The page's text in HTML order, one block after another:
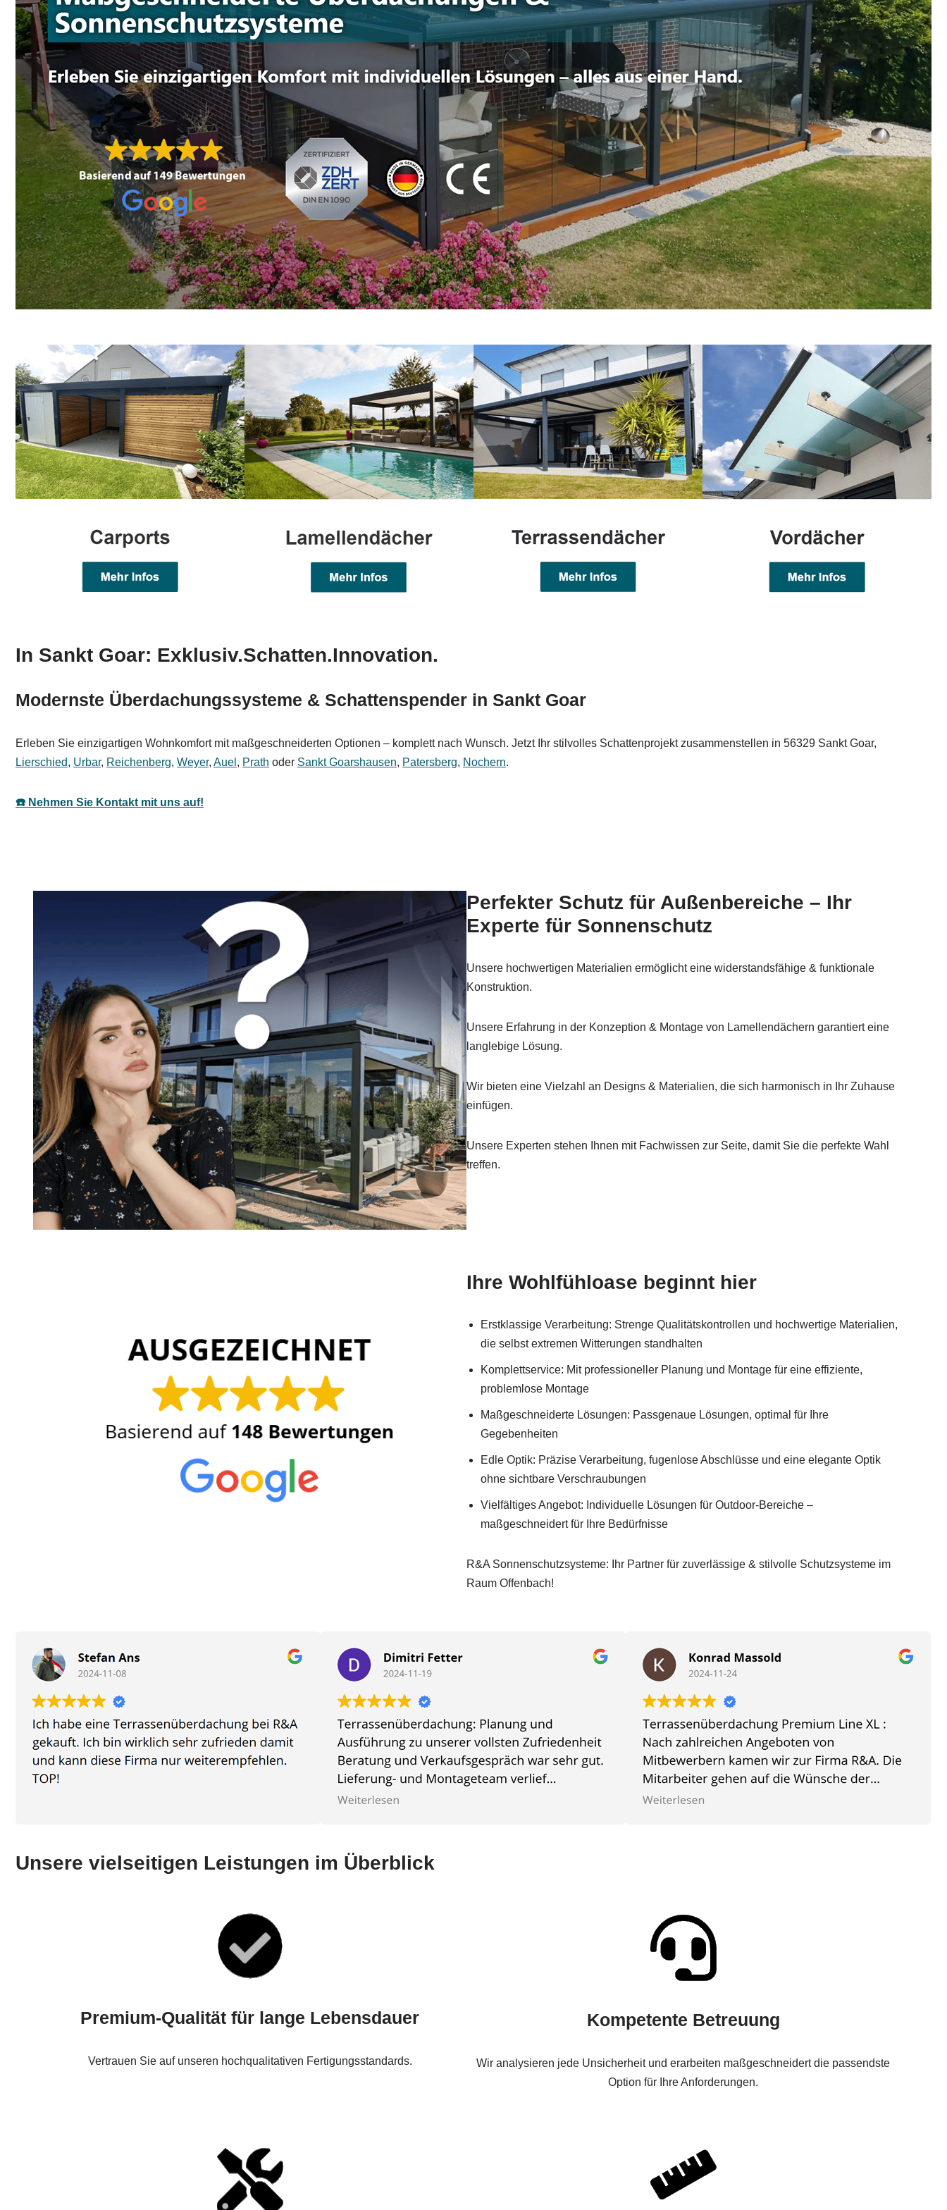
In Sankt Goar: Exklusiv.Schatten.Innovation.
Modernste Überdachungssysteme & Schattenspender in Sankt Goar
Erleben Sie einzigartigen Wohnkomfort mit maßgeschneiderten Optionen – komplett nach Wunsch. Jetzt Ihr stilvolles Schattenprojekt zusammenstellen in 56329 Sankt Goar,
Lierschied, Urbar, Reichenberg, Weyer, Auel , Prath oder Sankt Goarshausen, Patersberg, Nochern.
☎️ Nehmen Sie Kontakt mit uns auf!
Perfekter Schutz für Außenbereiche – Ihr
Experte für Sonnenschutz
Unsere hochwertigen Materialien ermöglicht eine widerstandsfähige & funktionale
Konstruktion.
Unsere Erfahrung in der Konzeption & Montage von Lamellendächern garantiert eine
langlebige Lösung.
Wir bieten eine Vielzahl an Designs & Materialien, die sich harmonisch in Ihr Zuhause
einfügen.
Unsere Experten stehen Ihnen mit Fachwissen zur Seite, damit Sie die perfekte Wahl
treffen.
Ihre Wohlfühloase beginnt hier
Erstklassige Verarbeitung: Strenge Qualitätskontrollen und hochwertige Materialien,
die selbst extremen Witterungen standhalten
Komplettservice: Mit professioneller Planung und Montage für eine effiziente,
problemlose Montage
Maßgeschneiderte Lösungen: Passgenaue Lösungen, optimal für Ihre
Gegebenheiten
Edle Optik: Präzise Verarbeitung, fugenlose Abschlüsse und eine elegante Optik
ohne sichtbare Verschraubungen
Vielfältiges Angebot: Individuelle Lösungen für Outdoor-Bereiche –
maßgeschneidert für Ihre Bedürfnisse
R&A Sonnenschutzsysteme: Ihr Partner für zuverlässige & stilvolle Schutzsysteme im
Raum Offenbach!
Unsere vielseitigen Leistungen im Überblick
Premium-Qualität für lange Lebensdauer
Vertrauen Sie auf unseren hochqualitativen Fertigungsstandards.
Kompetente Betreuung
Wir analysieren jede Unsicherheit und erarbeiten maßgeschneidert die passendste
Option für Ihre Anforderungen.